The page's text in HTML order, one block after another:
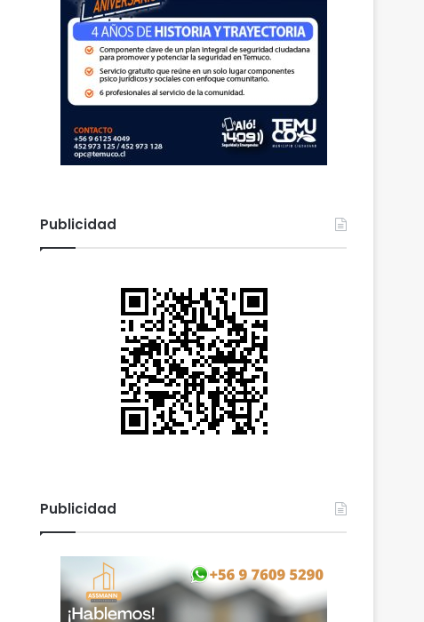
Publicidad
Publicidad